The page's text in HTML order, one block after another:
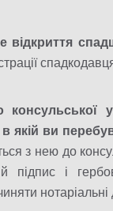
відкриття
консульської
якій ви
з нею до
підпис і
нотаріальні